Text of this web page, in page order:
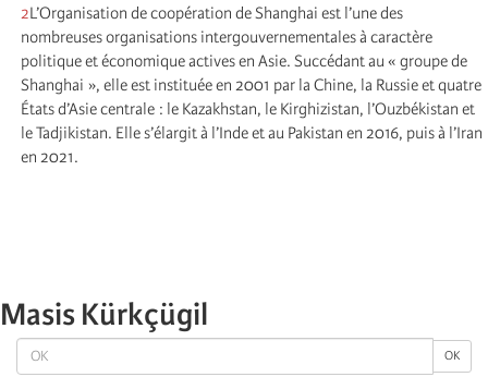
OK OK
2L’Organisation de coopération de Shanghai est l’une des
nombreuses organisations intergouvernementales à caractère
politique et économique actives en Asie. Succédant au « groupe de
Shanghai », elle est instituée en 2001 par la Chine, la Russie et quatre
États d’Asie centrale : le Kazakhstan, le Kirghizistan, l’Ouzbékistan et
le Tadjikistan. Elle s’élargit à l’Inde et au Pakistan en 2016, puis à l’Iran
en 2021.
Masis Kürkçügil